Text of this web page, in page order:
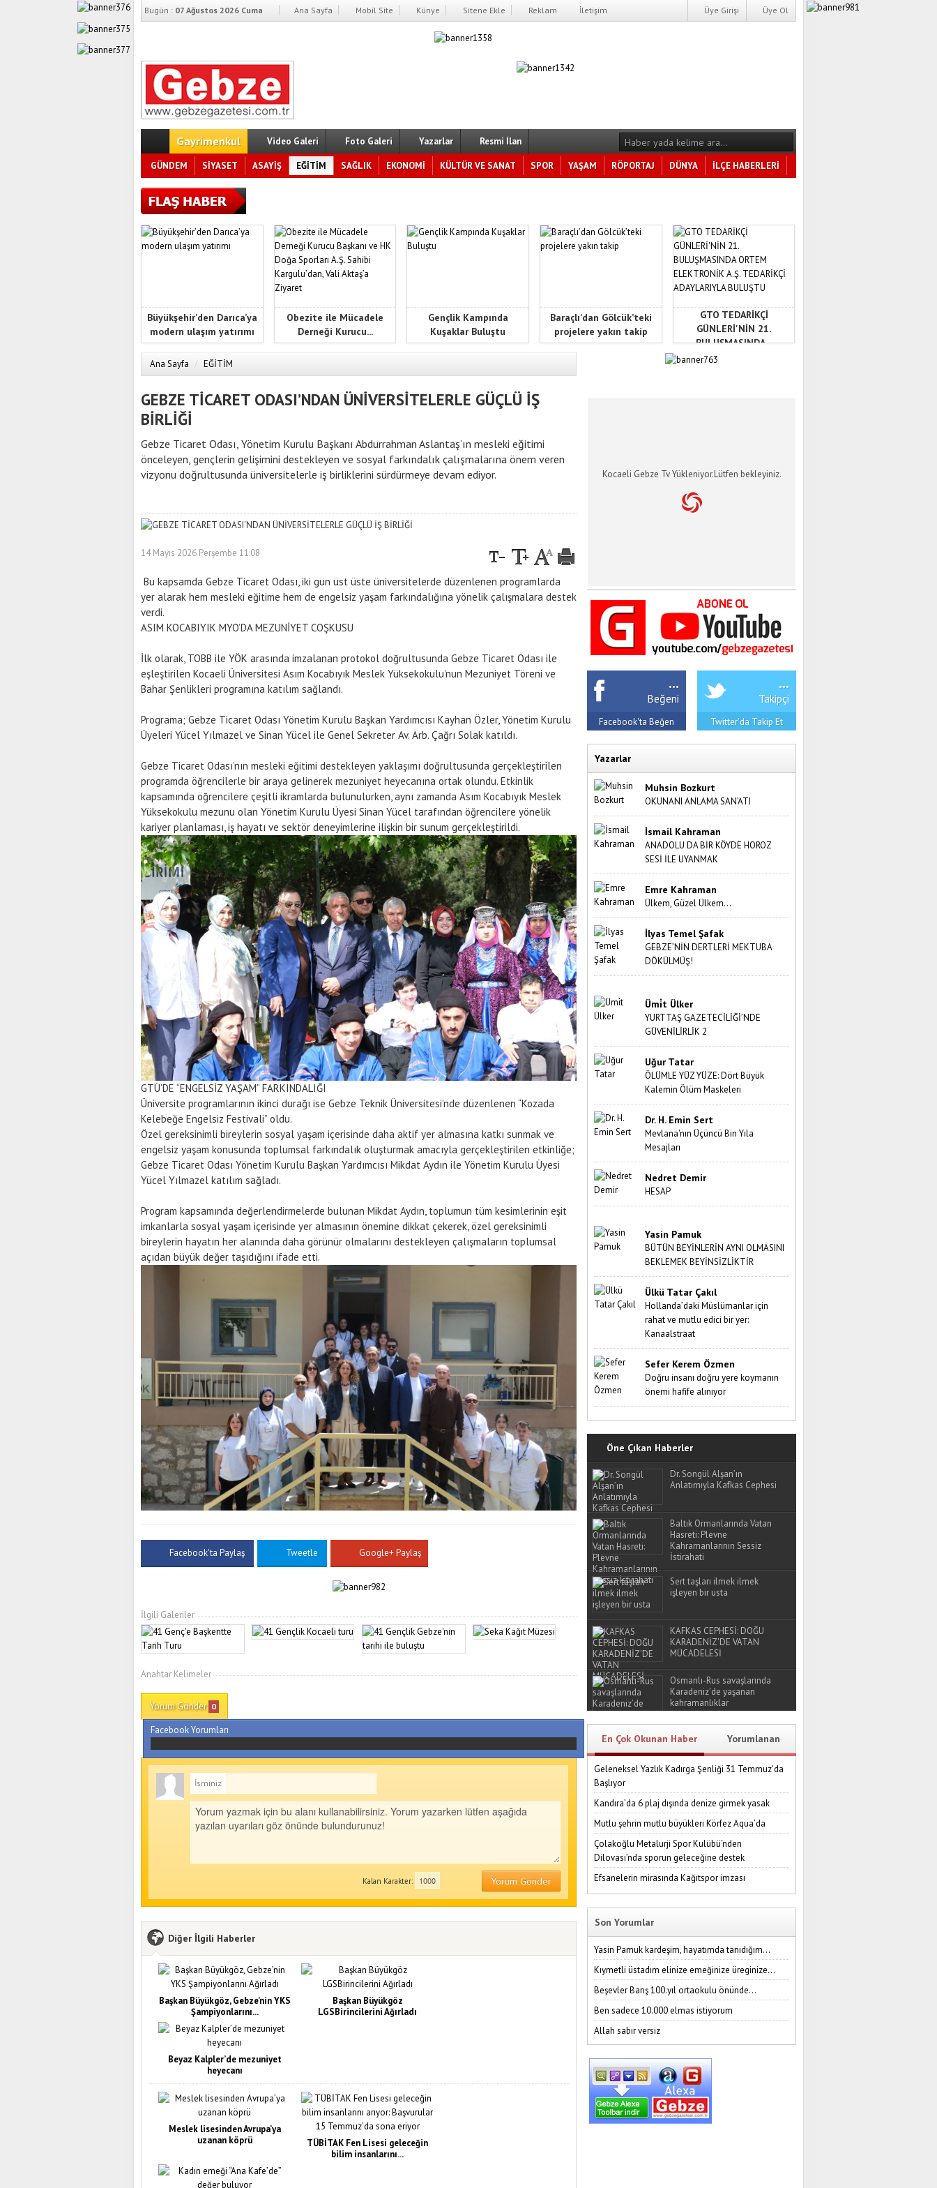
Bugün : 07 Ağustos 2026 Cuma Ana Sayfa Mobil Site Künye Sitene Ekle Reklam İletişim Üye Ol
Üye Girişi
Gayrimenkul Video Galeri Foto Galeri Yazarlar Resmi İlan
GÜNDEM SİYASET ASAYİŞ EĞİTİM SAĞLIK EKONOMİ KÜLTÜR VE SANAT SPOR YAŞAM RÖPORTAJ DÜNYA
İLÇE HABERLERİ
Büyükşehir’den Darıca’ya
modern ulaşım yatırımı
Obezite ile Mücadele
Derneği Kurucu...
Gençlik Kampında
Kuşaklar Buluştu
Baraçlı’dan Gölcük’teki
projelere yakın takip
GTO TEDARİKÇİ
GÜNLERİ'NİN 21.
BULUŞMASINDA...
Ana Sayfa / EĞİTİM
GEBZE TİCARET ODASI’NDAN ÜNİVERSİTELERLE GÜÇLÜ İŞ
BİRLİĞİ
Gebze Ticaret Odası, Yönetim Kurulu Başkanı Abdurrahman Aslantaş’ın mesleki eğitimi
önceleyen, gençlerin gelişimini destekleyen ve sosyal farkındalık çalışmalarına önem veren
vizyonu doğrultusunda üniversitelerle iş birliklerini sürdürmeye devam ediyor.
14 Mayıs 2026 Perşembe 11:08
Bu kapsamda Gebze Ticaret Odası, iki gün üst üste üniversitelerde düzenlenen programlarda
yer alarak hem mesleki eğitime hem de engelsiz yaşam farkındalığına yönelik çalışmalara destek
verdi.
ASIM KOCABIYIK MYO’DA MEZUNİYET COŞKUSU
İlk olarak, TOBB ile YÖK arasında imzalanan protokol doğrultusunda Gebze Ticaret Odası ile
eşleştirilen Kocaeli Üniversitesi Asım Kocabıyık Meslek Yüksekokulu’nun Mezuniyet Töreni ve
Bahar Şenlikleri programına katılım sağlandı.
Programa; Gebze Ticaret Odası Yönetim Kurulu Başkan Yardımcısı Kayhan Özler, Yönetim Kurulu
Üyeleri Yücel Yılmazel ve Sinan Yücel ile Genel Sekreter Av. Arb. Çağrı Solak katıldı.
Gebze Ticaret Odası’nın mesleki eğitimi destekleyen yaklaşımı doğrultusunda gerçekleştirilen
programda öğrencilerle bir araya gelinerek mezuniyet heyecanına ortak olundu. Etkinlik
kapsamında öğrencilere çeşitli ikramlarda bulunulurken, aynı zamanda Asım Kocabıyık Meslek
Yüksekokulu mezunu olan Yönetim Kurulu Üyesi Sinan Yücel tarafından öğrencilere yönelik
kariyer planlaması, iş hayatı ve sektör deneyimlerine ilişkin bir sunum gerçekleştirildi.
GTÜ’DE “ENGELSİZ YAŞAM” FARKINDALIĞI
Üniversite programlarının ikinci durağı ise Gebze Teknik Üniversitesi’nde düzenlenen “Kozada
Kelebeğe Engelsiz Festivali” oldu.
Özel gereksinimli bireylerin sosyal yaşam içerisinde daha aktif yer almasına katkı sunmak ve
engelsiz yaşam konusunda toplumsal farkındalık oluşturmak amacıyla gerçekleştirilen etkinliğe;
Gebze Ticaret Odası Yönetim Kurulu Başkan Yardımcısı Mikdat Aydın ile Yönetim Kurulu Üyesi
Yücel Yılmazel katılım sağladı.
Program kapsamında değerlendirmelerde bulunan Mikdat Aydın, toplumun tüm kesimlerinin eşit
imkanlarla sosyal yaşam içerisinde yer almasının önemine dikkat çekerek, özel gereksinimli
bireylerin hayatın her alanında daha görünür olmalarını destekleyen çalışmaların toplumsal
açıdan büyük değer taşıdığını ifade etti.
Facebook'ta Paylaş Tweetle Google+ Paylaş
İlgili Galeriler
Anahtar Kelimeler
Yorum Gönder 0
Facebook Yorumları
İsminiz
Yorum Gönder
Kalan Karakter:
Diğer İlgili Haberler
Başkan Büyükgöz, Gebze’nin YKS
Şampiyonlarını...
Başkan Büyükgöz
LGSBirincilerini Ağırladı
Beyaz Kalpler’de mezuniyet
heyecanı
Meslek lisesinden Avrupa’ya
uzanan köprü
TÜBİTAK Fen Lisesi geleceğin
bilim insanlarını...
Kocaeli Gebze Tv Yükleniyor.Lütfen bekleyiniz.
...
Beğeni
Facebook'ta Beğen
...
Takipçi
Twitter'da Takip Et
Yazarlar
Muhsin Bozkurt
OKUNANI ANLAMA SAN’ATI
İsmail Kahraman
ANADOLU DA BİR KÖYDE HOROZ
SESİ İLE UYANMAK
Emre Kahraman
Ülkem, Güzel Ülkem…
İlyas Temel Şafak
GEBZE’NİN DERTLERİ MEKTUBA
DÖKÜLMÜŞ!
Ümi̇t Ülker
YURTTAŞ GAZETECİLİĞİ’NDE
GÜVENİLİRLİK 2
Uğur Tatar
ÖLÜMLE YÜZ YÜZE: Dört Büyük
Kalemin Ölüm Maskeleri
Dr. H. Emin Sert
Mevlana'nın Üçüncü Bin Yıla
Mesajları
Nedret Demir
HESAP
Yasin Pamuk
BÜTÜN BEYİNLERİN AYNI OLMASINI
BEKLEMEK BEYİNSİZLİKTİR
Ülkü Tatar Çakıl
Hollanda’daki Müslümanlar için
rahat ve mutlu edici bir yer:
Kanaalstraat
Sefer Kerem Özmen
Doğru insanı doğru yere koymanın
önemi hafife alınıyor
Öne Çıkan Haberler
Dr. Songül Alşan’ın
Anlatımıyla Kafkas Cephesi
Baltık Ormanlarında Vatan
Hasreti: Plevne
Kahramanlarının Sessiz
İstirahati
Sert taşları ilmek ilmek
işleyen bir usta
KAFKAS CEPHESİ: DOĞU
KARADENİZ'DE VATAN
MÜCADELESİ
Osmanlı-Rus savaşlarında
Karadeniz’de yaşanan
kahramanlıklar
En Çok Okunan Haber Yorumlanan
Geleneksel Yazlık Kadırga Şenliği 31 Temmuz'da
Başlıyor
Kandıra’da 6 plaj dışında denize girmek yasak
Mutlu şehrin mutlu büyükleri Körfez Aqua’da
Çolakoğlu Metalurji Spor Kulübü’nden
Dilovası’nda sporun geleceğine destek
Efsanelerin mirasında Kağıtspor imzası
Son Yorumlar
Yasin Pamuk kardeşim, hayatımda tanıdığım...
Kıymetli üstadım elinize emeğinize üreginize...
Beşevler Barış 100.yıl ortaokulu önünde...
Ben sadece 10.000 elmas istiyorum
Allah sabır versiz